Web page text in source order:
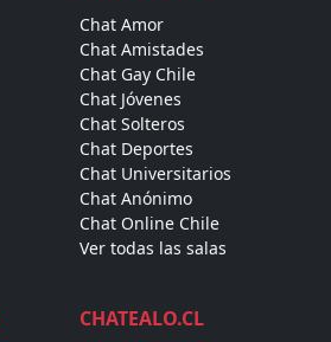
Chat Amor
Chat Amistades
Chat Gay Chile
Chat Jóvenes
Chat Solteros
Chat Deportes
Chat Universitarios
Chat Anónimo
Chat Online Chile
Ver todas las salas
CHATEALO.CL